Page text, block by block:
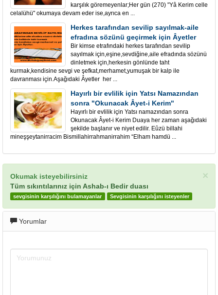
karşılık göremeyenlar;Her gün (270) "Yâ Kerim celle
celalühü" okumaya devam eder ise,ayrıca en ...
Herkes tarafından sevilip sayılmak-aile
efradına sözünü geçirmek için Âyetler
Bir kimse etrafındaki herkes tarafından sevilip
sayılmak için,eşine,sevdiğine,aile efradında sözünü
dinletmek için,herkesin gönlünde taht
kurmak,kendisine sevgi ve şefkat,merhamet,yumuşak bir kalp ile
davranması için.Aşağıdaki Âyetler her ...
Hayırlı bir evlilik için Yatsı Namazından
sonra "Okunacak Âyet-i Kerim"
Hayırlı bir evlilik için Yatsı namazından sonra
Okunacak Âyet-i Kerim Duaya her zaman aşağıdaki
şekilde başlanır ve niyet edilir. Eûzü billahi
mineşşeytanirracim Bismillahirrahmanirrahim “Elham hamdü ...
×
Okumak isteyebilirsiniz
Tüm sıkıntılarınız için Ashab-ı Bedir duası
sevgisinin karşılığını bulamayanlar Sevgisinin karşılığını isteyenler
Yorumlar